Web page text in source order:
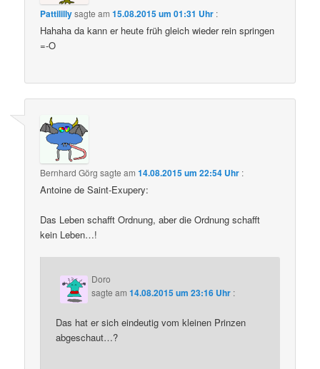
Pattilillysagte am15.08.2015 um 01:31 Uhr :
Hahaha da kann er heute früh gleich wieder rein springen
=-O
Bernhard Görg sagte am14.08.2015 um 22:54 Uhr :
Antoine de Saint-Exupery:
Das Leben schafft Ordnung, aber die Ordnung schafft
kein Leben…!
Doro
sagte am14.08.2015 um 23:16 Uhr :
Das hat er sich eindeutig vom kleinen Prinzen
abgeschaut…?